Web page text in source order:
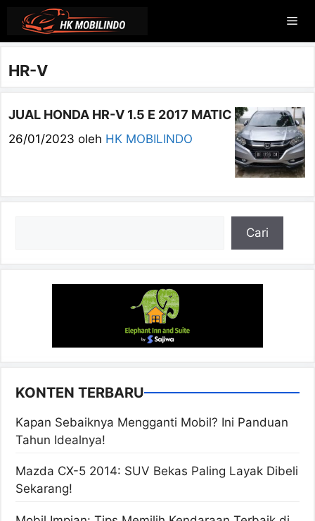
Langsung
isi
HR-V
JUAL HONDA HR-V 1.5 E 2017 MATIC
26/01/2023 oleh HK MOBILINDO
Cari
KONTEN TERBARU
Kapan Sebaiknya Mengganti Mobil? Ini Panduan
Tahun Idealnya!
Mazda CX-5 2014: SUV Bekas Paling Layak Dibeli
Sekarang!